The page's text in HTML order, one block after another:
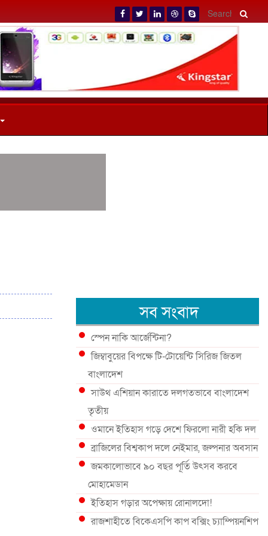
সব সংবাদ
স্পেন নাকি আর্জেন্টিনা?
জিম্বাবুয়ের বিপক্ষে টি-টোয়েন্টি সিরিজ জিতল
বাংলাদেশ
সাউথ এশিয়ান কারাতে দলগতভাবে বাংলাদেশ
তৃতীয়
ওমানে ইতিহাস গড়ে দেশে ফিরলো নারী হকি দল
ব্রাজিলের বিশ্বকাপ দলে নেইমার, জল্পনার অবসান
জমকালোভাবে ৯০ বছর পূর্তি উৎসব করবে
মোহামেডান
ইতিহাস গড়ার অপেক্ষায় রোনালদো!
রাজশাহীতে বিকেএসপি কাপ বক্সিং চ্যাম্পিয়নশিপ